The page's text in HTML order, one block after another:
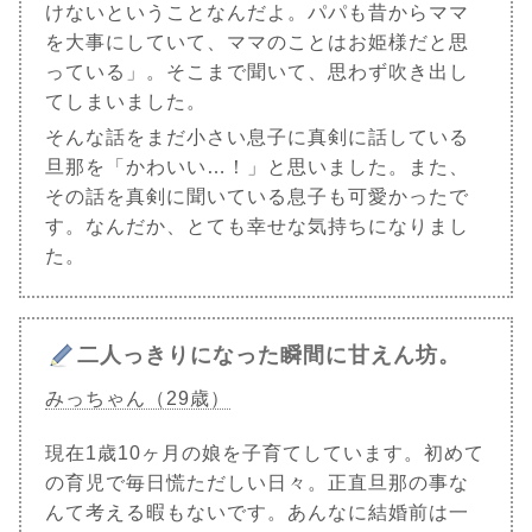
けないということなんだよ。パパも昔からママ
を大事にしていて、ママのことはお姫様だと思
っている」。そこまで聞いて、思わず吹き出し
てしまいました。
そんな話をまだ小さい息子に真剣に話している
旦那を「かわいい…！」と思いました。また、
その話を真剣に聞いている息子も可愛かったで
す。なんだか、とても幸せな気持ちになりまし
た。
二人っきりになった瞬間に甘えん坊。
みっちゃん（29歳）
現在1歳10ヶ月の娘を子育てしています。初めて
の育児で毎日慌ただしい日々。正直旦那の事な
んて考える暇もないです。あんなに結婚前は一